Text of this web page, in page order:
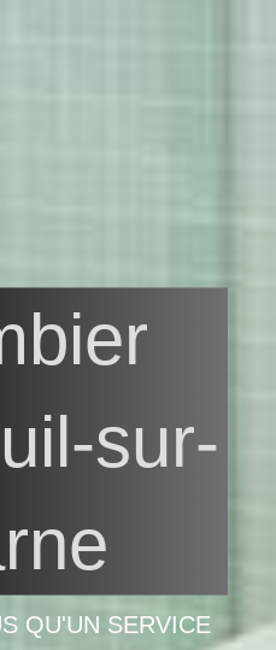
sur-
QU'UN SERVICE